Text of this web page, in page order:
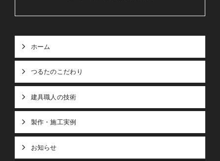
ホーム
つるたのこだわり
建具職人の技術
製作・施工実例
お知らせ